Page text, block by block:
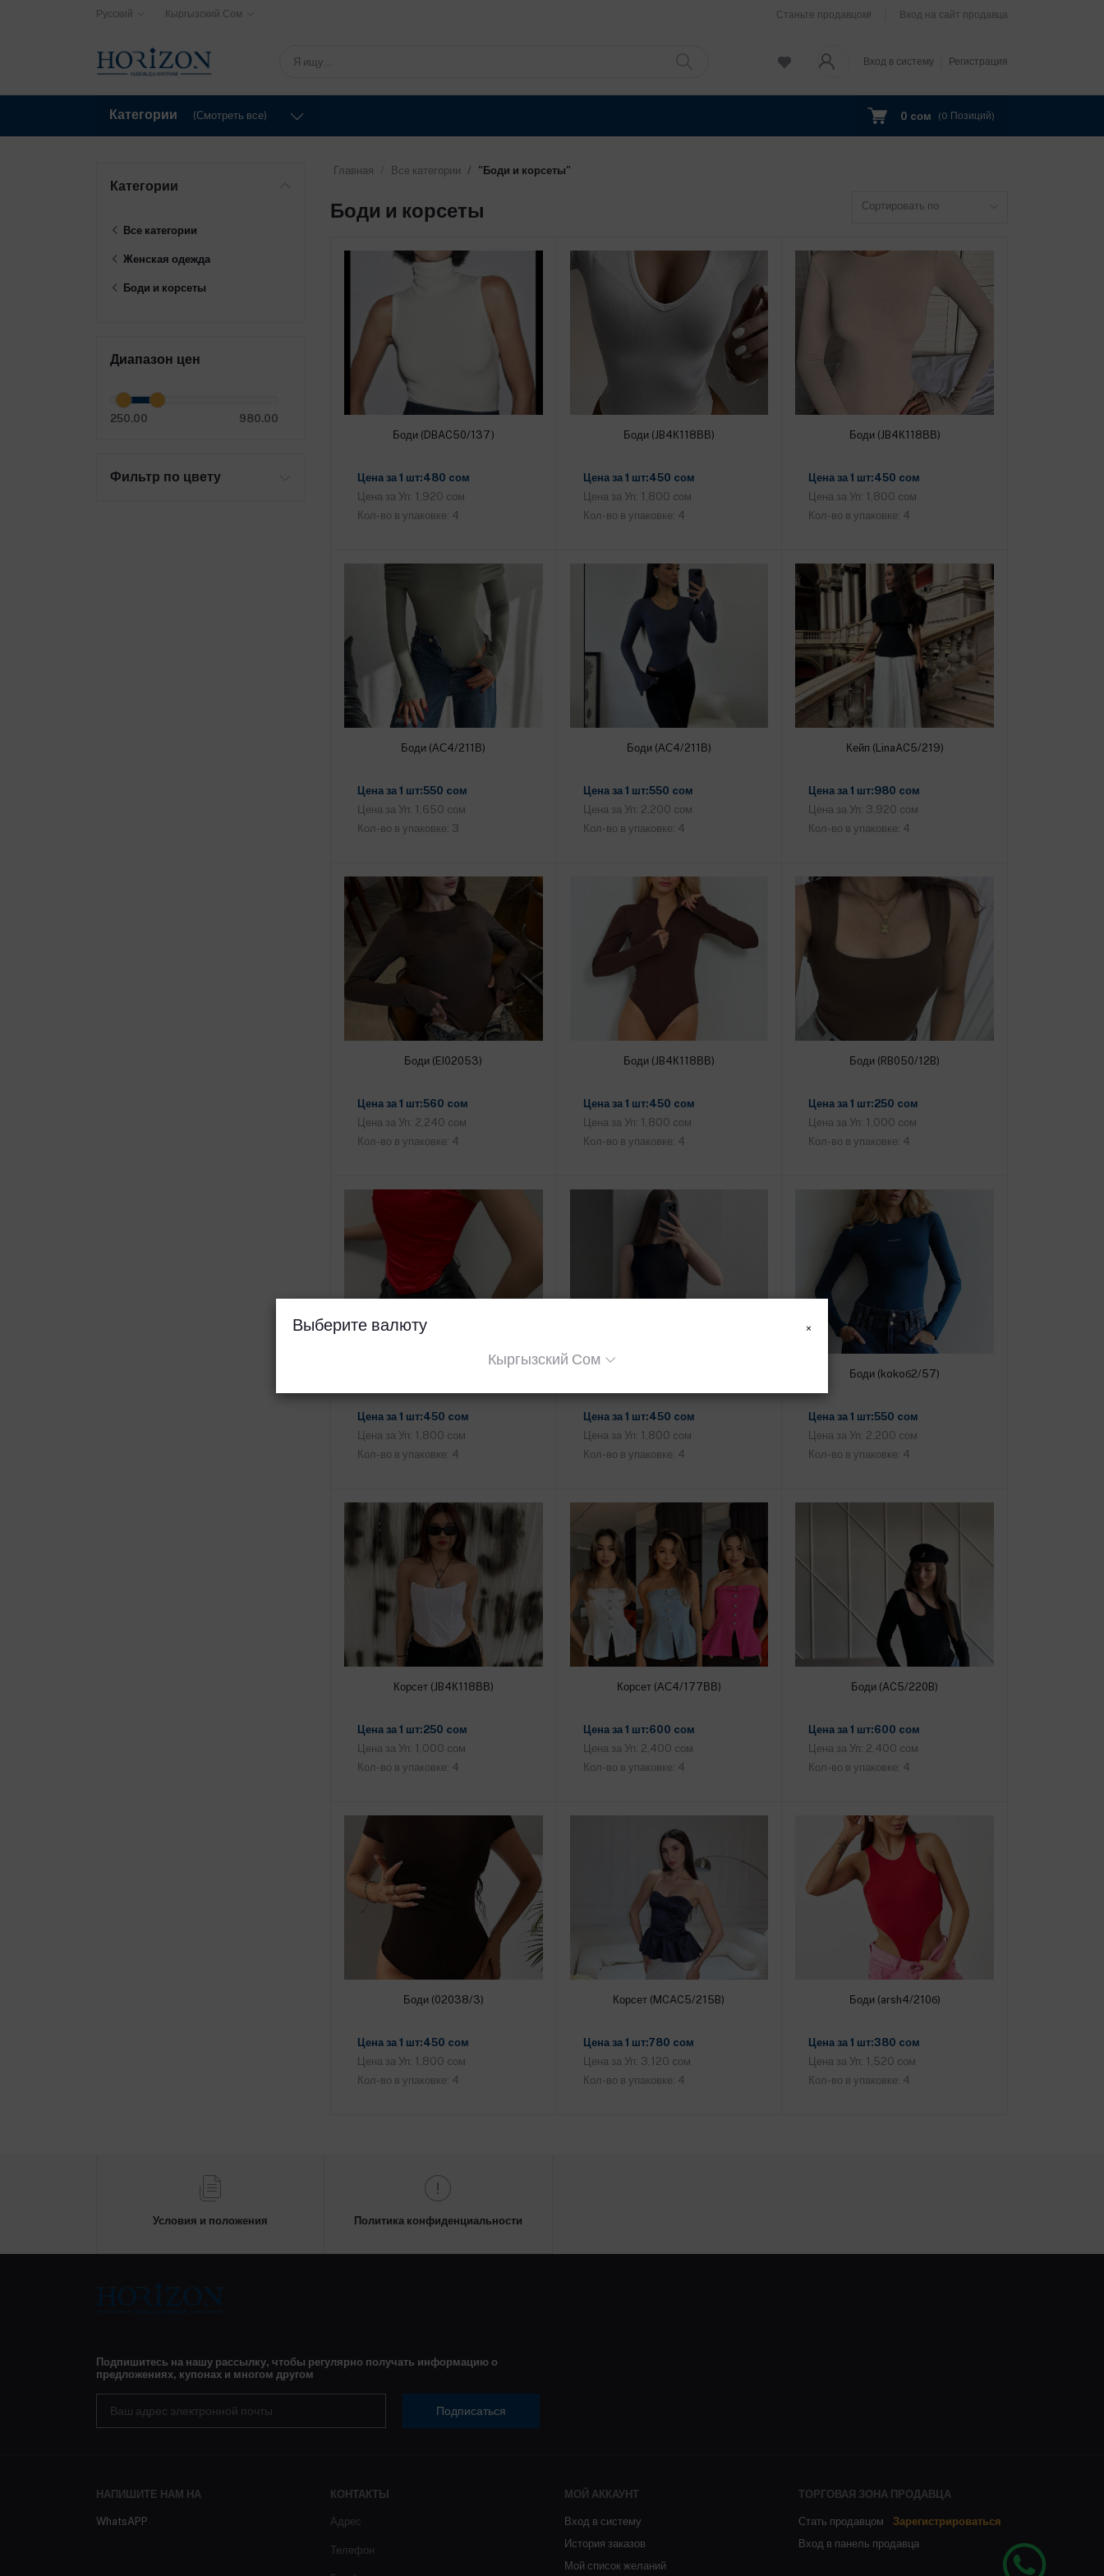
Русский Кыргызский Сом Станьте продавцом! Вход на сайт продавца
Вход в систему Регистрация
Категории (Смотреть все) 0 cом (0 Позиций)
Категории
Все категории
Женская одежда
Боди и корсеты
Диапазон цен
250.00 980.00
Фильтр по цвету
Главная Все категории "Боди и корсеты"
Боди и корсеты Сортировать по
Боди (DBAC50/137)
Цена за 1 шт:480 cом
Цена за Уп: 1,920 cом
Кол-во в упаковке: 4
Боди (JB4К118ВВ)
Цена за 1 шт:450 cом
Цена за Уп: 1,800 cом
Кол-во в упаковке: 4
Боди (JB4К118ВВ)
Цена за 1 шт:450 cом
Цена за Уп: 1,800 cом
Кол-во в упаковке: 4
Боди (АС4/211В)
Цена за 1 шт:550 cом
Цена за Уп: 1,650 cом
Кол-во в упаковке: 3
Боди (АС4/211В)
Цена за 1 шт:550 cом
Цена за Уп: 2,200 cом
Кол-во в упаковке: 4
Кейп (LinaAC5/219)
Цена за 1 шт:980 cом
Цена за Уп: 3,920 cом
Кол-во в упаковке: 4
Боди (EI02053)
Цена за 1 шт:560 cом
Цена за Уп: 2,240 cом
Кол-во в упаковке: 4
Боди (JB4К118ВВ)
Цена за 1 шт:450 cом
Цена за Уп: 1,800 cом
Кол-во в упаковке: 4
Боди (RB050/12B)
Цена за 1 шт:250 cом
Цена за Уп: 1,000 cом
Кол-во в упаковке: 4
Цена за 1 шт:450 cом
Цена за Уп: 1,800 cом
Кол-во в упаковке: 4
Цена за 1 шт:450 cом
Цена за Уп: 1,800 cом
Кол-во в упаковке: 4
Боди (kokoб2/57)
Цена за 1 шт:550 cом
Цена за Уп: 2,200 cом
Кол-во в упаковке: 4
Корсет (JB4К118ВВ)
Цена за 1 шт:250 cом
Цена за Уп: 1,000 cом
Кол-во в упаковке: 4
Корсет (АС4/177ВВ)
Цена за 1 шт:600 cом
Цена за Уп: 2,400 cом
Кол-во в упаковке: 4
Боди (AC5/220B)
Цена за 1 шт:600 cом
Цена за Уп: 2,400 cом
Кол-во в упаковке: 4
Боди (02038/3)
Цена за 1 шт:450 cом
Цена за Уп: 1,800 cом
Кол-во в упаковке: 4
Корсет (MCAC5/215B)
Цена за 1 шт:780 cом
Цена за Уп: 3,120 cом
Кол-во в упаковке: 4
Боди (arsh4/210б)
Цена за 1 шт:380 cом
Цена за Уп: 1,520 cом
Кол-во в упаковке: 4
Условия и положения Политика конфиденциальности
Подпишитесь на нашу рассылку, чтобы регулярно получать информацию о
предложениях, купонах и многом другом
Подписаться
НАПИШИТЕ НАМ НА
WhatsAPP
КОНТАКТЫ
Адрес
Телефон
МОЙ АККАУНТ
Вход в систему
История заказов
Мой список желаний
ТОРГОВАЯ ЗОНА ПРОДАВЦА
Стать продавцом
Зарегистрироваться
Вход в панель продавца
Выберите валюту ×
Кыргызский Сом